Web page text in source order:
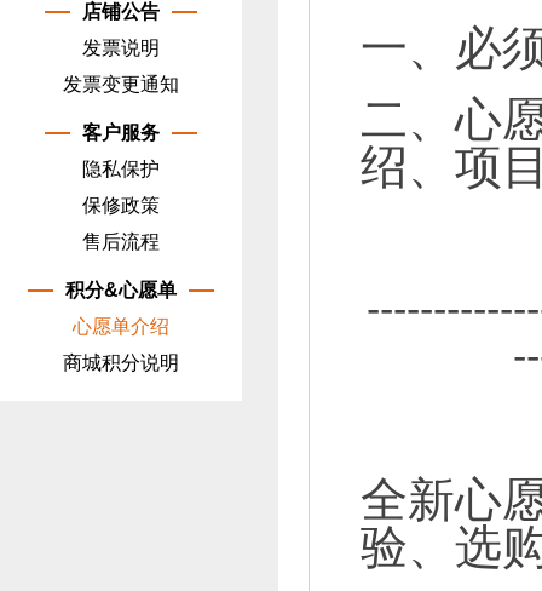
店铺公告
发票说明
发票变更通知
客户服务
隐私保护
保修政策
售后流程
积分&心愿单
心愿单介绍
商城积分说明
一、必
二、心
绍、项
全新心
验、选